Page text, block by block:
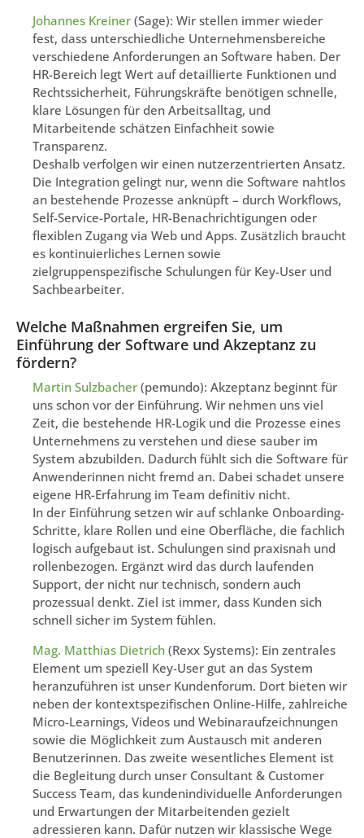
Johannes Kreiner (Sage): Wir stellen immer wieder
fest, dass unterschiedliche Unternehmensbereiche
verschiedene Anforderungen an Software haben. Der
HR-Bereich legt Wert auf detaillierte Funktionen und
Rechtssicherheit, Führungskräfte benötigen schnelle,
klare Lösungen für den Arbeitsalltag, und
Mitarbeitende schätzen Einfachheit sowie
Transparenz.
Deshalb verfolgen wir einen nutzerzentrierten Ansatz.
Die Integration gelingt nur, wenn die Software nahtlos
an bestehende Prozesse anknüpft – durch Workflows,
Self-Service-Portale, HR-Benachrichtigungen oder
flexiblen Zugang via Web und Apps. Zusätzlich braucht
es kontinuierliches Lernen sowie
zielgruppenspezifische Schulungen für Key-User und
Sachbearbeiter.
Welche Maßnahmen ergreifen Sie, um
Einführung der Software und Akzeptanz zu
fördern?
Martin Sulzbacher (pemundo): Akzeptanz beginnt für
uns schon vor der Einführung. Wir nehmen uns viel
Zeit, die bestehende HR-Logik und die Prozesse eines
Unternehmens zu verstehen und diese sauber im
System abzubilden. Dadurch fühlt sich die Software für
Anwenderinnen nicht fremd an. Dabei schadet unsere
eigene HR-Erfahrung im Team definitiv nicht.
In der Einführung setzen wir auf schlanke Onboarding-
Schritte, klare Rollen und eine Oberfläche, die fachlich
logisch aufgebaut ist. Schulungen sind praxisnah und
rollenbezogen. Ergänzt wird das durch laufenden
Support, der nicht nur technisch, sondern auch
prozessual denkt. Ziel ist immer, dass Kunden sich
schnell sicher im System fühlen.
Mag. Matthias Dietrich (Rexx Systems): Ein zentrales
Element um speziell Key-User gut an das System
heranzuführen ist unser Kundenforum. Dort bieten wir
neben der kontextspezifischen Online-Hilfe, zahlreiche
Micro-Learnings, Videos und Webinaraufzeichnungen
sowie die Möglichkeit zum Austausch mit anderen
Benutzerinnen. Das zweite wesentliches Element ist
die Begleitung durch unser Consultant & Customer
Success Team, das kundenindividuelle Anforderungen
und Erwartungen der Mitarbeitenden gezielt
adressieren kann. Dafür nutzen wir klassische Wege